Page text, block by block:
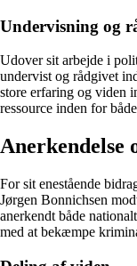
Undervisning og
Udover sit arbejde i
undervist og rådgivet
store erfaring og viden
ressource inden for
Anerkendelse
For sit enestående
Jørgen Bonnichsen
anerkendt både
med at bekæmpe